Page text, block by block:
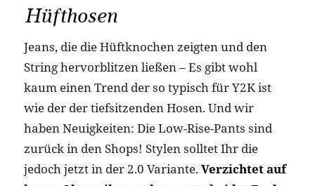
Hüfthosen
Jeans, die die Hüftknochen zeigten und den
String hervorblitzen ließen – Es gibt wohl
kaum einen Trend der so typisch für Y2K ist
wie der der tiefsitzenden Hosen. Und wir
haben Neuigkeiten: Die Low-Rise-Pants sind
zurück in den Shops! Stylen solltet Ihr die
jedoch jetzt in der 2.0 Variante. Verzichtet auf